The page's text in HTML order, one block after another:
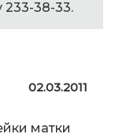
38-33.
02.03.2011
матки